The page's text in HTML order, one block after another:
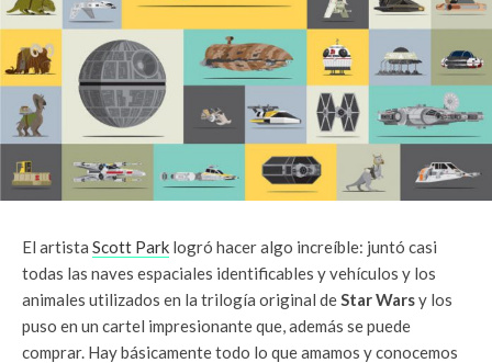
El artista Scott Park logró hacer algo increíble: juntó casi
todas las naves espaciales identificables y vehículos y los
animales utilizados en la trilogía original deStar Warsy los
puso en un cartel impresionante que, además se puede
comprar. Hay básicamente todo lo que amamos y conocemos